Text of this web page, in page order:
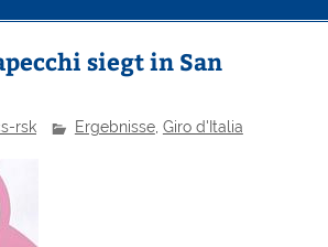
siegt in San
rsk Ergebnisse, Giro d'Italia